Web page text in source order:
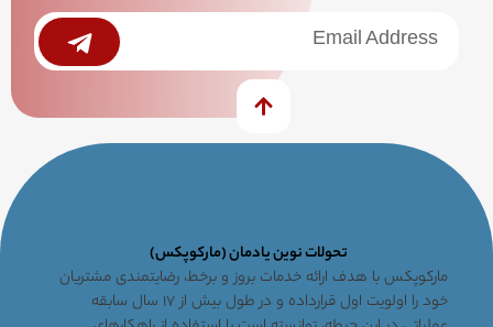
خبرنامه Submit
تحولات نوین یادمان (مارکوپکس)
مارکوپکس با هدف ارائه خدمات بروز و برخط، رضایتمندی مشتریان
خود را اولویت اول قرارداده و در طول بیش از ۱۷ سال سابقه